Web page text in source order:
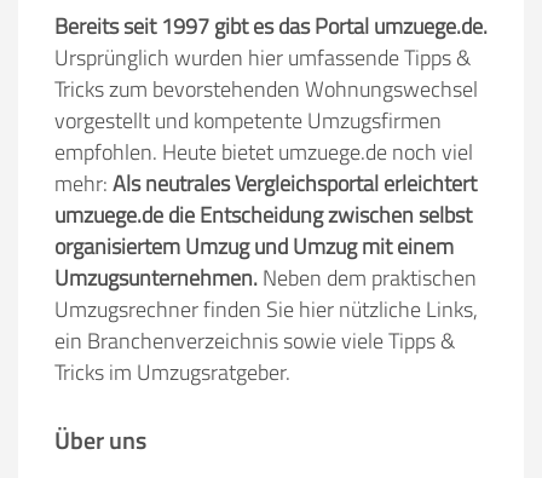
Bereits seit 1997 gibt es das Portal umzuege.de.
Ursprünglich wurden hier umfassende Tipps &
Tricks zum bevorstehenden Wohnungswechsel
vorgestellt und kompetente Umzugsfirmen
empfohlen. Heute bietet umzuege.de noch viel
mehr:Als neutrales Vergleichsportal erleichtert
umzuege.de die Entscheidung zwischen selbst
organisiertem Umzug und Umzug mit einem
Umzugsunternehmen.Neben dem praktischen
Umzugsrechner finden Sie hier nützliche Links,
ein Branchenverzeichnis sowie viele Tipps &
Tricks im Umzugsratgeber.
Über uns